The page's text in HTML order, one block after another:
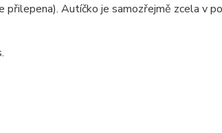
Autíčko je samozřejmě zcela v